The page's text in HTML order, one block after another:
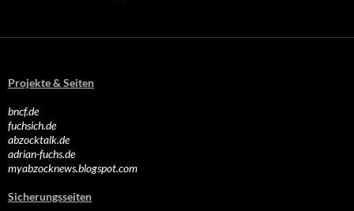
Projekte & Seiten
bncf.de
fuchsich.de
abzocktalk.de
adrian-fuchs.de
myabzocknews.blogspot.com
Sicherungsseiten